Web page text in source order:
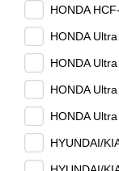
HONDA
HONDA Ultra
HONDA
HONDA
HONDA
HYUNDAI/